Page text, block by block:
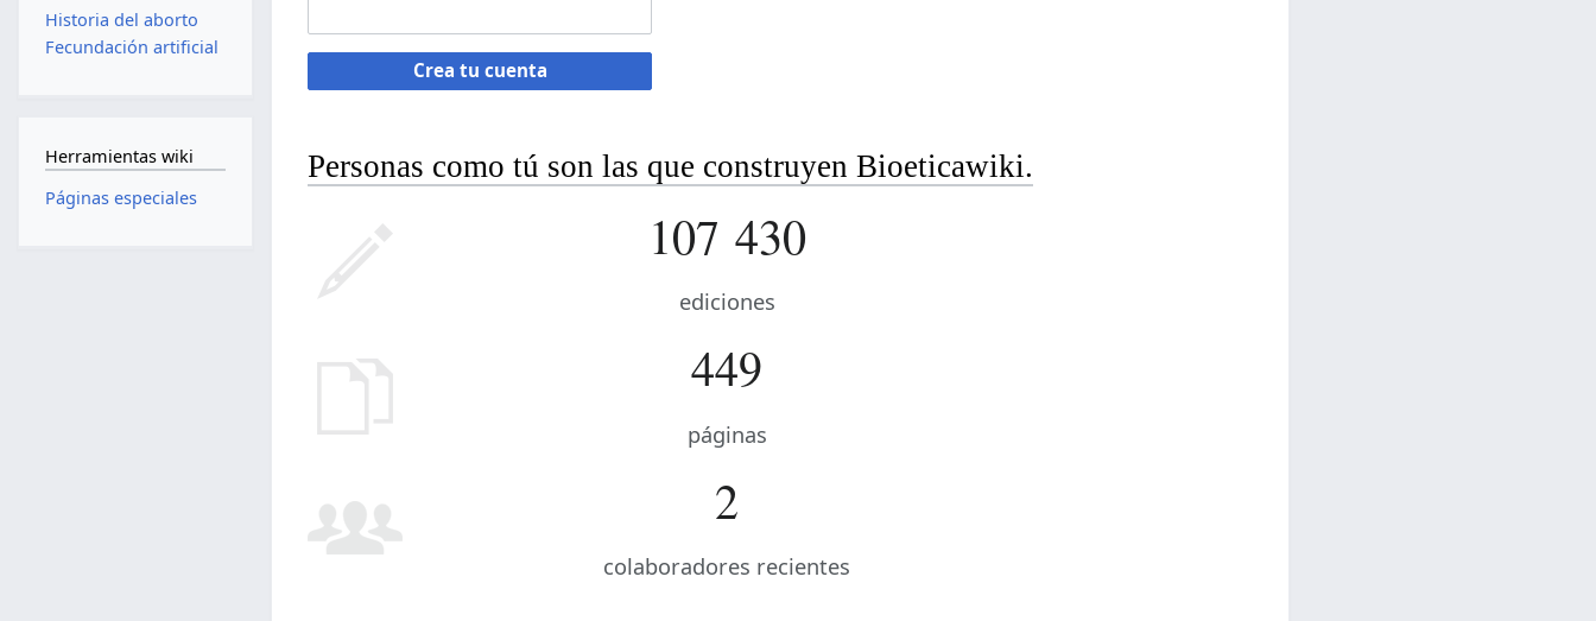
Crea tu cuenta
Personas como tú son las que construyen Bioeticawiki.
107 430
ediciones
449
páginas
2
colaboradores recientes
Historia del aborto
Fecundación artificial
Herramientas wiki
Páginas especiales